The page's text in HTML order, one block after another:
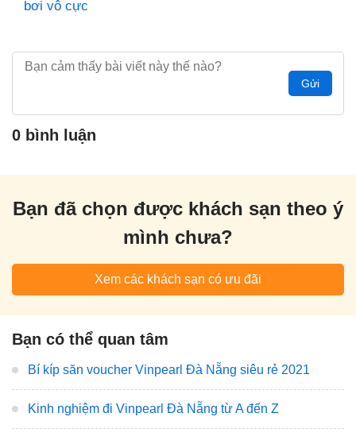
bơi vô cực
Gửi
0 bình luận
Bạn đã chọn được khách sạn theo ý
mình chưa?
Xem các khách sạn có ưu đãi
Bạn có thể quan tâm
Bí kíp săn voucher Vinpearl Đà Nẵng siêu rẻ 2021
Kinh nghiệm đi Vinpearl Đà Nẵng từ A đến Z